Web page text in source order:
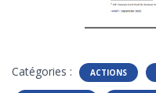
Catégories : ACTIONS